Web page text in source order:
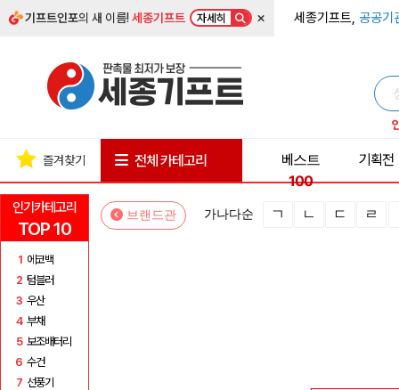
기프트인포의 새 이름!세종기프트 자세히 × 세종기프트, 공공기
인기카테고리
TOP 10
1 에코백
2 텀블러
3 우산
4 부채
5 보조배터리
6 수건
7 선풍기
즐겨찾기 전체 카테고리
베스트
100
기획전
브랜드관 가나다순 ㄱ ㄴ ㄷ ㄹ